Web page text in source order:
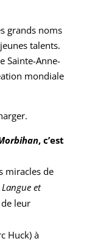
grands noms
talents.
Sainte-Anne-
mondiale
, c’est
miracles de
Langue et
leur
Huck) à